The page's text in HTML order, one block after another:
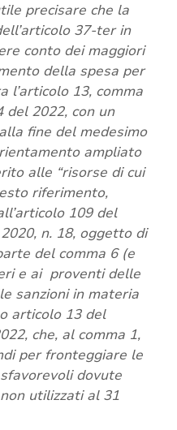
precisare che la
37-ter in
conto dei maggiori
della spesa per
l’articolo 13, comma
2022, con un
fine del medesimo
ampliato
alle “risorse di cui
riferimento,
109 del
n. 18, oggetto di
del comma 6 (e
e ai proventi delle
sanzioni in materia
articolo 13 del
che, al comma 1,
per fronteggiare le
dovute
utilizzati al 31